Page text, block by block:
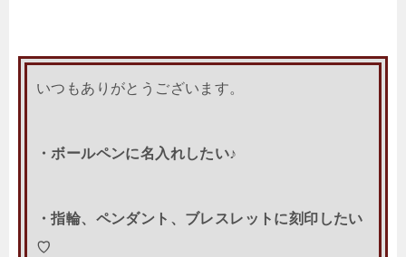
いつもありがとうございます。
・ボールペンに名入れしたい♪
・指輪、ペンダント、ブレスレットに刻印したい
♡